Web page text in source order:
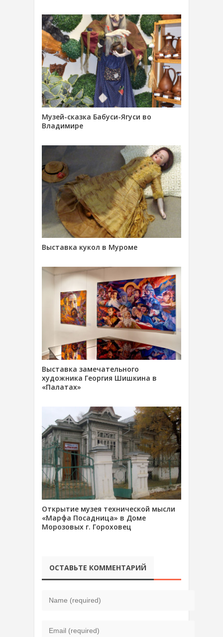
Музей-сказка Бабуси-Ягуси во
Владимире
Выставка кукол в Муроме
Выставка замечательного
художника Георгия Шишкина в
«Палатах»
Открытие музея технической мысли
«Марфа Посадница» в Доме
Морозовых г. Гороховец
ОСТАВЬТЕ КОММЕНТАРИЙ